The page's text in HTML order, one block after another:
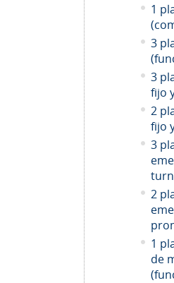
1
3
3
fijo
2
fijo
3
2
1
de